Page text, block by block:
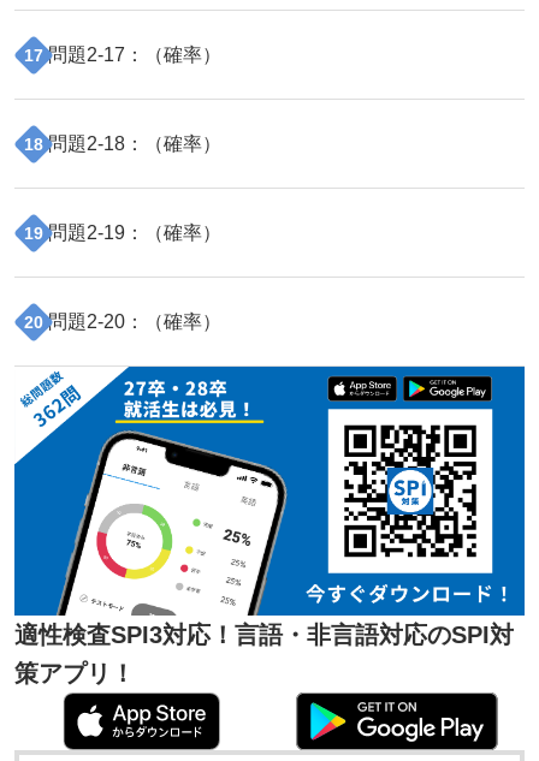
17 問題2-17 ：（確率）
18 問題2-18 ：（確率）
19 問題2-19 ：（確率）
20 問題2-20 ：（確率）
適性検査SPI3対応！言語・非言語対応のSPI対
策アプリ！